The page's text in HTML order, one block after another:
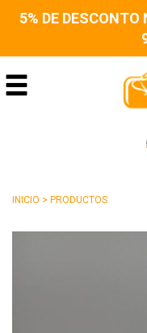
5% DE
INICIO > PRODUCTOS